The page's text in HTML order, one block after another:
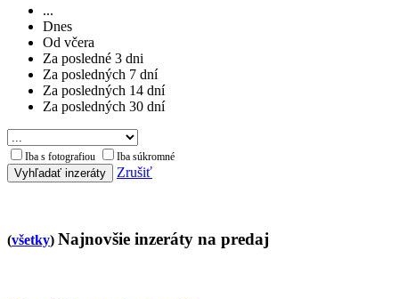
...
Dnes
Od včera
Za posledné 3 dni
Za posledných 7 dní
Za posledných 14 dní
Za posledných 30 dní
Iba s fotografiou Iba súkromné
Vyhľadať inzeráty Zrušiť
(všetky) Najnovšie inzeráty na predaj